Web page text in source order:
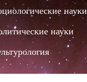
науки
науки